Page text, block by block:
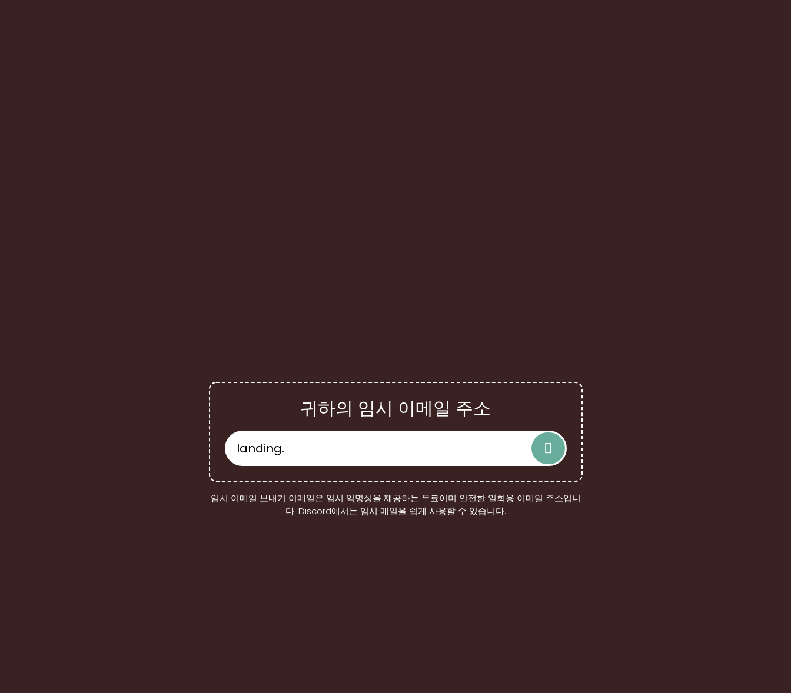
귀하의 임시 이메일 주소
임시 이메일 보내기 이메일은 임시 익명성을 제공하는 무료이며 안전한 일회용 이메일 주소입니
다. Discord에서는 임시 메일을 쉽게 사용할 수 있습니다.